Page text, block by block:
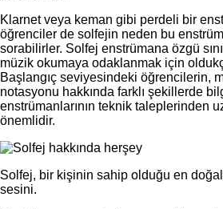
Klarnet veya keman gibi perdeli bir
öğrenciler de solfejin neden bu
sorabilirler. Solfej enstrümana özgü
müzik okumaya odaklanmak için
Başlangıç seviyesindeki öğrencilerin,
notasyonu hakkında farklı şekillerde
enstrümanlarının teknik taleplerinden
önemlidir.
Solfej, bir kişinin sahip olduğu en doğal
sesini.